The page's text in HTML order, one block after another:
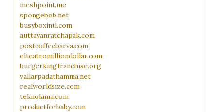
meshpoint.me
spongebob.net
busyboxintl.com
auttayanratchapak.com
postcoffeebarva.com
elteatromilliondollar.com
burgerkingfranchise.org
vallarpadathamma.net
realworldsize.com
teknolama.com
productforbaby.com